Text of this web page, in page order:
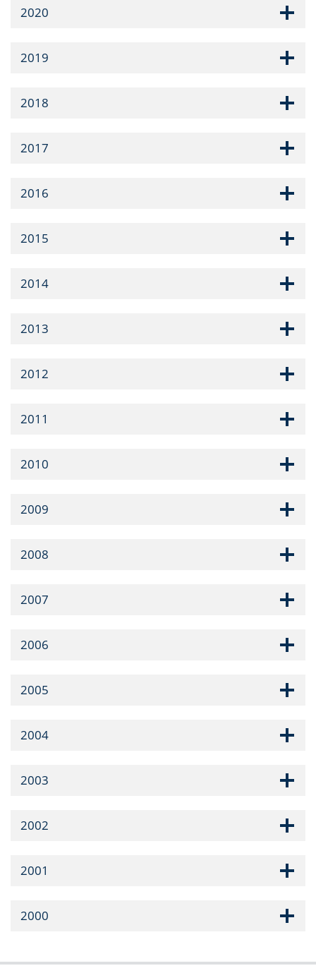
2020
2019
2018
2017
2016
2015
2014
2013
2012
2011
2010
2009
2008
2007
2006
2005
2004
2003
2002
2001
2000